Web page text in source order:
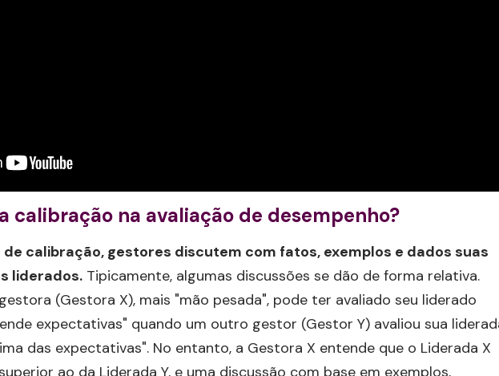
calibração na avaliação de desempenho?
calibração, gestores discutem com fatos, exemplos e dados suas
liderados. Tipicamente, algumas discussões se dão de forma relativa.
(Gestora X), mais "mão pesada", pode ter avaliado seu liderado
expectativas" quando um outro gestor (Gestor Y) avaliou sua
das expectativas". No entanto, a Gestora X entende que o Liderada X
ao da Liderada Y, e uma discussão com base em exemplos,